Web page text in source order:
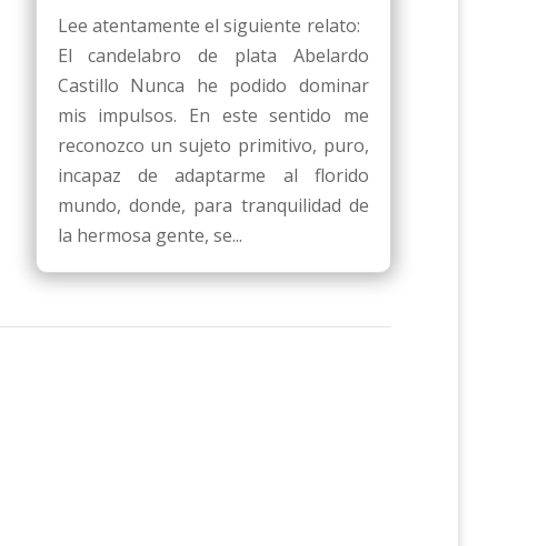
Lee atentamente el siguiente relato:
El candelabro de plata Abelardo
Castillo Nunca he podido dominar
mis impulsos. En este sentido me
reconozco un sujeto primitivo, puro,
incapaz de adaptarme al florido
mundo, donde, para tranquilidad de
la hermosa gente, se...